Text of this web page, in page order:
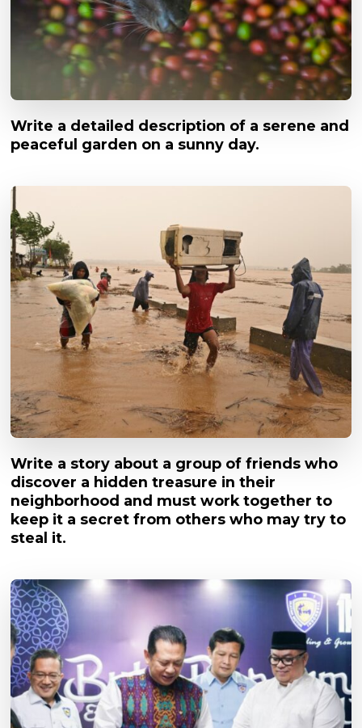
Write a detailed description of a serene and
peaceful garden on a sunny day.
Write a story about a group of friends who
discover a hidden treasure in their
neighborhood and must work together to
keep it a secret from others who may try to
steal it.